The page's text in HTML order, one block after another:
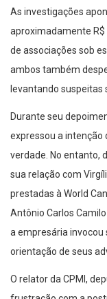
As investigações
aproximadamente R$
de associações sob
ambos também
levantando suspeitas
Durante seu
expressou a intenção
verdade. No entanto,
sua relação com
prestadas à World
Antônio Carlos
a empresária invocou
orientação de seus
O relator da CPMI,